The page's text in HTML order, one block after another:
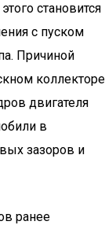
становится
с пуском
Причиной
коллекторе
двигателя
в
зазоров и
ранее